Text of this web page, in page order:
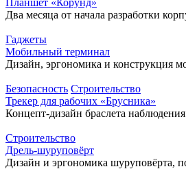
Два месяца от начала разработки
Гаджеты
Мобильный терминал
Дизайн, эргономика и конструкция
Безопасность Строительство
Трекер для рабочих «Брусника»
Концепт-дизайн браслета
Строительство
Дрель-шуруповёрт
Дизайн и эргономика шуруповёрта,